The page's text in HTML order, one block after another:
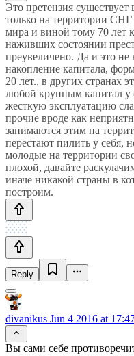
Это претензия
только на территории
мира и виной тому 70 лет
наживших состоянии
преувеличено. Да и это не
накопление капитала,
20 лет., в других странах
любой крупным капитал у
жесткую эксплуатацию
прочие вроде как
занимаются этим на
перестают пилить у себя,
молодые на территории
плохой, давайте
иначе никакой страны в
построим.
Reply
divanikus Jun 4 2016 at
Вы сами себе